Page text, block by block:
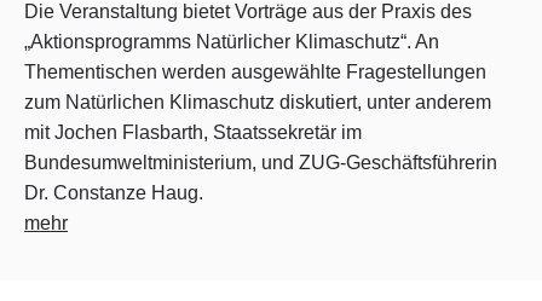
Die Veranstaltung bietet Vorträge aus der Praxis des
„Aktionsprogramms Natürlicher Klimaschutz“. An
Thementischen werden ausgewählte Fragestellungen
zum Natürlichen Klimaschutz diskutiert, unter anderem
mit Jochen Flasbarth, Staatssekretär im
Bundesumweltministerium, und ZUG-Geschäftsführerin
Dr. Constanze Haug.
mehr